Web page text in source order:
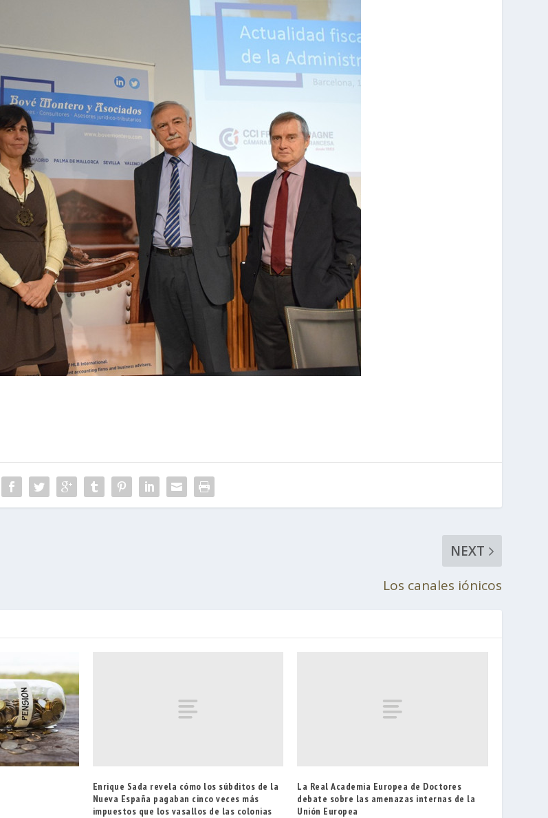
NEXT
Los canales iónicos
Enrique Sada revela cómo los súbditos de la
Nueva España pagaban cinco veces más
impuestos que los vasallos de las colonias
La Real Academia Europea de Doctores
debate sobre las amenazas internas de la
Unión Europea